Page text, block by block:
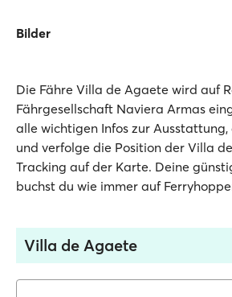
Bilder
Die Fähre Villa de Agaete wird auf
Fährgesellschaft Naviera Armas
alle wichtigen Infos zur Ausstattung,
und verfolge die Position der Villa
Tracking auf der Karte. Deine
buchst du wie immer auf
Villa de Agaete